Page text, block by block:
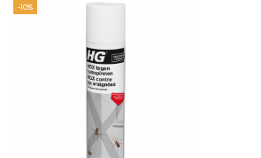
-10%